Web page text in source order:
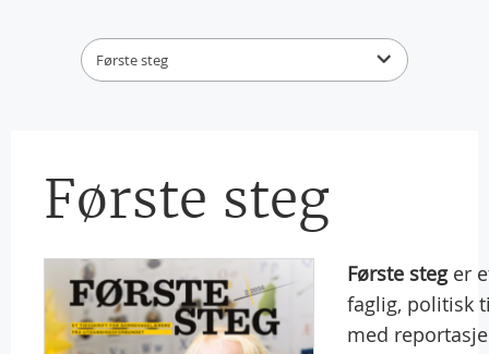
Første steg
Første steg
Første steg er
faglig, politisk
med